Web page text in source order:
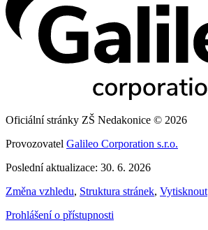
Oficiální stránky ZŠ Nedakonice © 2026
Provozovatel Galileo Corporation s.r.o.
Poslední aktualizace: 30. 6. 2026
Změna vzhledu, Struktura stránek, Vytisknout
Prohlášení o přístupnosti